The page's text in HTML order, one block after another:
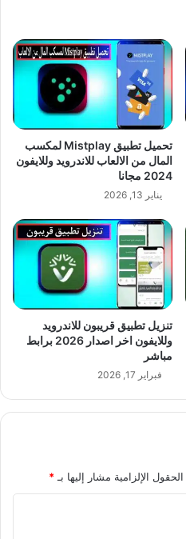
تحميل تطبيق Mistplay لمكسب
المال من الالعاب للاندرويد وللايفون
2024 مجانا
يناير 13, 2026
تنزيل تطبيق قريبون للاندرويد
وللايفون اخر اصدار 2026 برابط
مباشر
فبراير 17, 2026
الحقول الإلزامية مشار إليها بـ *